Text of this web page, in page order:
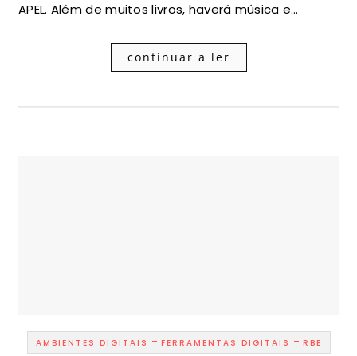
APEL. Além de muitos livros, haverá música e…
continuar a ler
AMBIENTES DIGITAIS - FERRAMENTAS DIGITAIS - RBE